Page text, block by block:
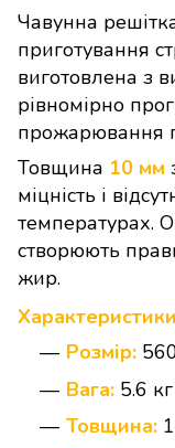
Чавунна
приготування
виготовлена з
рівномірно
прожарювання
Товщина 10 мм
міцність і
температурах.
створюють
жир.
Характеристики
Розмір:
Вага: 5.6 кг
Товщина: